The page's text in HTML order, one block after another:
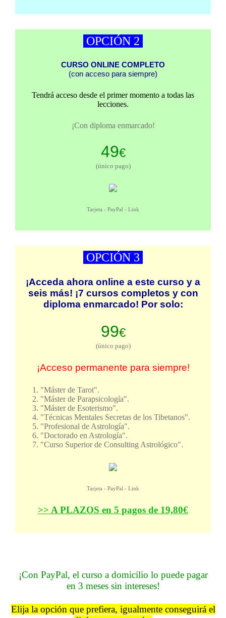
OPCIÓN 2
CURSO ONLINE COMPLETO
(con acceso para siempre)
Tendrá acceso desde el primer momento a todas las
lecciones.
¡Con diploma enmarcado!
49€
(único pago)
Tarjeta - PayPal - Link
OPCIÓN 3
¡Acceda ahora online a este curso y a
seis más! ¡7 cursos completos y con
diploma enmarcado! Por solo:
99€
(único pago)
¡Acceso permanente para siempre!
"Máster de Tarot".
"Máster de Parapsicología".
"Máster de Esoterismo".
"Técnicas Mentales Secretas de los Tibetanos".
"Profesional de Astrología".
"Doctorado en Astrología".
"Curso Superior de Consulting Astrológico".
Tarjeta - PayPal - Link
>> A PLAZOS en 5 pagos de 19,80€
¡Con PayPal, el curso a domicilio lo puede pagar
en 3 meses sin intereses!
Elija la opción que prefiera, igualmente conseguirá el